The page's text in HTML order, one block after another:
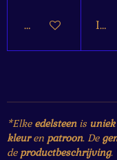
Houd mij op deIn
*Elke edelsteenis uniek
kleuren patroon. De
de productbeschrijving.